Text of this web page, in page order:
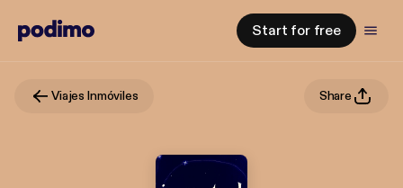
Start for free
Viajes Inmóviles Share